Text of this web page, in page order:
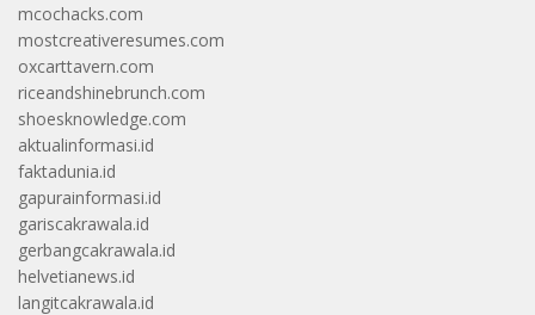
mcochacks.com
mostcreativeresumes.com
oxcarttavern.com
riceandshinebrunch.com
shoesknowledge.com
aktualinformasi.id
faktadunia.id
gapurainformasi.id
gariscakrawala.id
gerbangcakrawala.id
helvetianews.id
langitcakrawala.id